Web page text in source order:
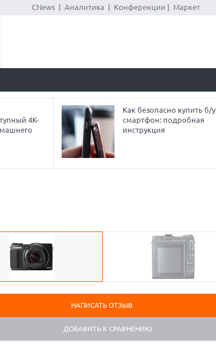
CNews| Аналитика Конференции Маркет
4K-
Как безопасно купить б/у
смартфон: подробная
инструкция
НАПИСАТЬ ОТЗЫВ
ДОБАВИТЬ К СРАВНЕНИЮ